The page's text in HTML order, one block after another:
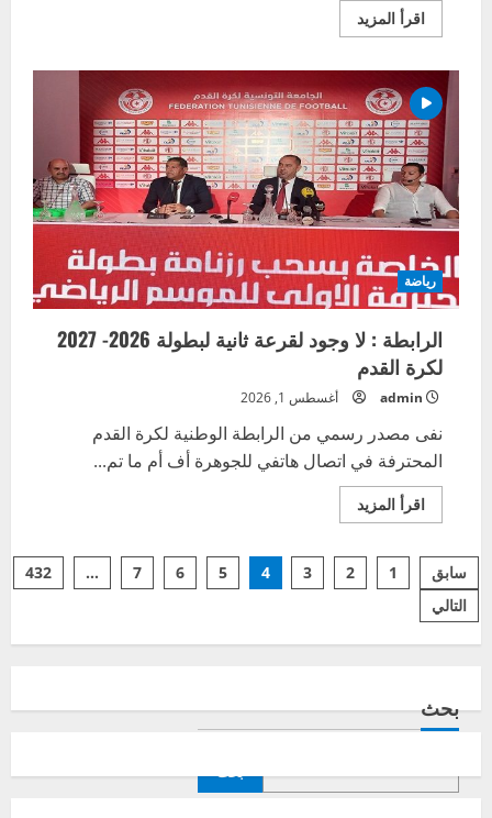
اقرأ المزيداقرأ
المزيد
الحصول
على
قرض
“على
الشرف
”
من
البنوك
دون
فوائد
رياضة
الرابطة : لا وجود لقرعة ثانية لبطولة 2026- 2027
لكرة القدم
admin أغسطس 1, 2026
نفى مصدر رسمي من الرابطة الوطنية لكرة القدم
المحترفة في اتصال هاتفي للجوهرة أف أم ما تم...
اقرأ المزيداقرأ
المزيد
:
لا
وجود
لبطولة
تعدد
صفحات
سابق 1
2
3
4
5
6
7
…
432
التالي
بحث
بحث